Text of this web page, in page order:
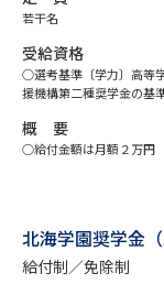
大学で学べる内容
新増設大学・学部・学
データサイエンス特集
新学年スタート号特集
若干名
受給資格
○選考基準〔学力〕高等
援機構第二種奨学金の基
概 要
○給付金額は月額２万円
北海学園奨学金
給付制／免除制